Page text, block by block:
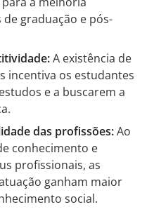
graduação e pós-
A existência de
incentiva os estudantes
e a buscarem a
das profissões:Ao
conhecimento e
profissionais, as
ganham maior
social.